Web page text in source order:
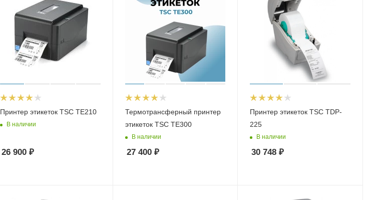
Принтер этикеток TSC TE210
В наличии
26 900₽
Термотрансферный принтер
этикеток TSC TE300
В наличии
27 400₽
Принтер этикеток TSC TDP-
225
В наличии
30 748 ₽